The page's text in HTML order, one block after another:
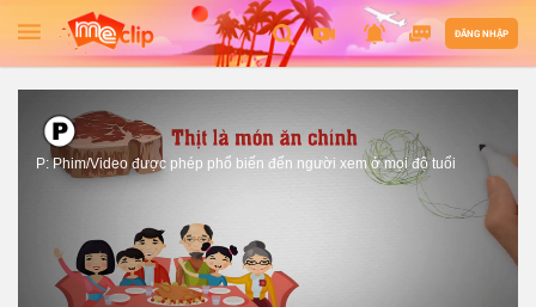
ĐĂNG NHẬP
P: Phim/Video được phép phổ biến đến người xem ở mọi độ tuổi